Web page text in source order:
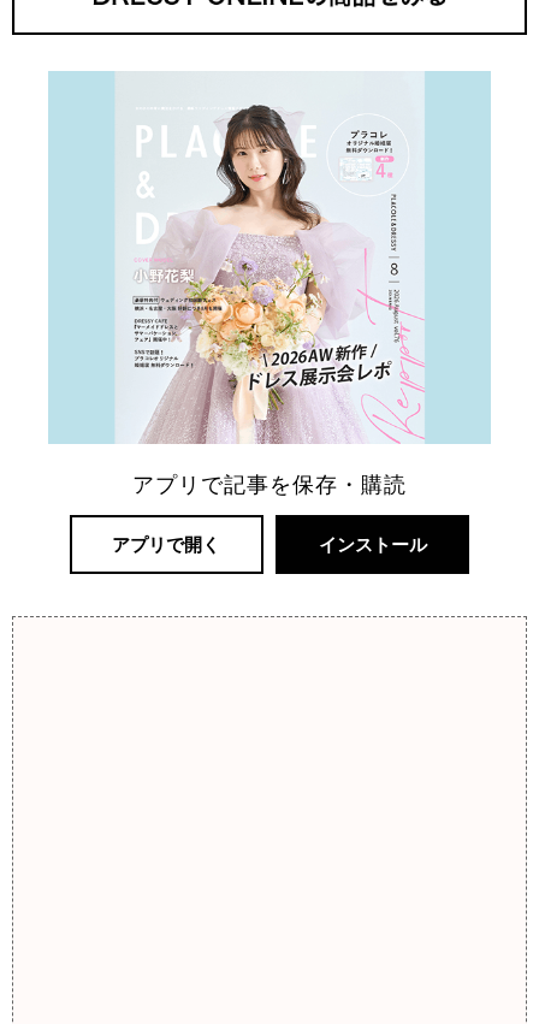
アプリで記事を保存・購読
アプリで開く インストール